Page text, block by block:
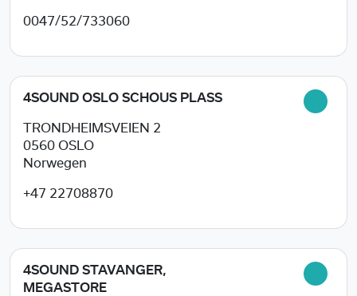
0047/52/733060
4SOUND OSLO SCHOUS PLASS
TRONDHEIMSVEIEN 2
0560 OSLO
Norwegen
+47 22708870
4SOUND STAVANGER,
MEGASTORE